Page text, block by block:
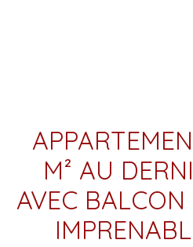
M² AU
AVEC